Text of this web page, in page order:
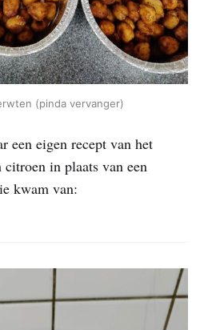
(pinda vervanger)
een eigen recept van het
in plaats van een
kwam van: